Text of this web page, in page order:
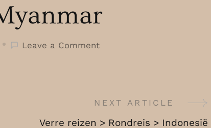
Leave a Commenton
Myanmar
NEXT ARTICLE
Verre reizen > Rondreis > Indonesië